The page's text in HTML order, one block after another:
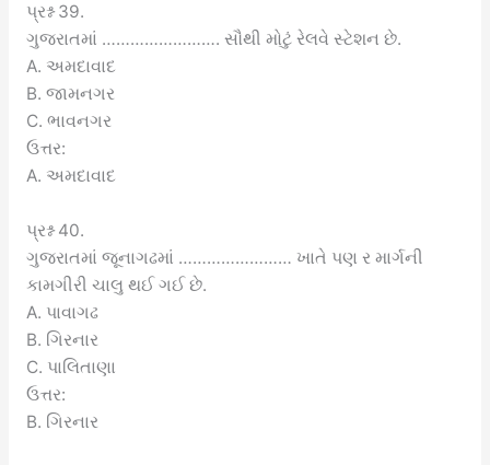
પ્રશ્ન 39.
ગુજરાતમાં ……………………. સૌથી મોટું રેલવે સ્ટેશન છે.
A. અમદાવાદ
B. જામનગર
C. ભાવનગર
ઉત્તર:
A. અમદાવાદ
પ્રશ્ન 40.
ગુજરાતમાં જૂનાગઢમાં …………………… ખાતે પણ ર માર્ગની
કામગીરી ચાલુ થઈ ગઈ છે.
A. પાવાગઢ
B. ગિરનાર
C. પાલિતાણા
ઉત્તર:
B. ગિરનાર